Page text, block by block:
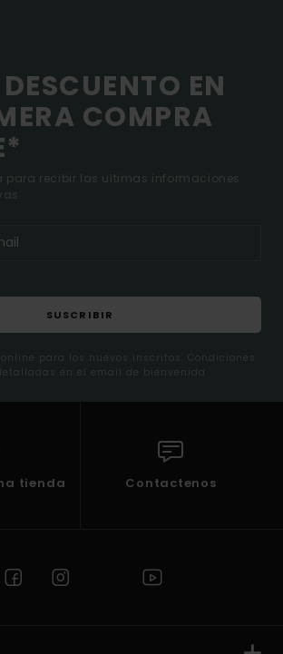
EN
COMPRA
para recibir las ultimas informaciones
SUSCRIBIR
para los nuevos inscritos. Condiciones
en el email de bienvenida
tienda Contactenos